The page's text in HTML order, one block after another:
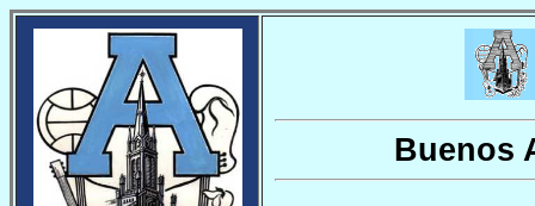
Buenos